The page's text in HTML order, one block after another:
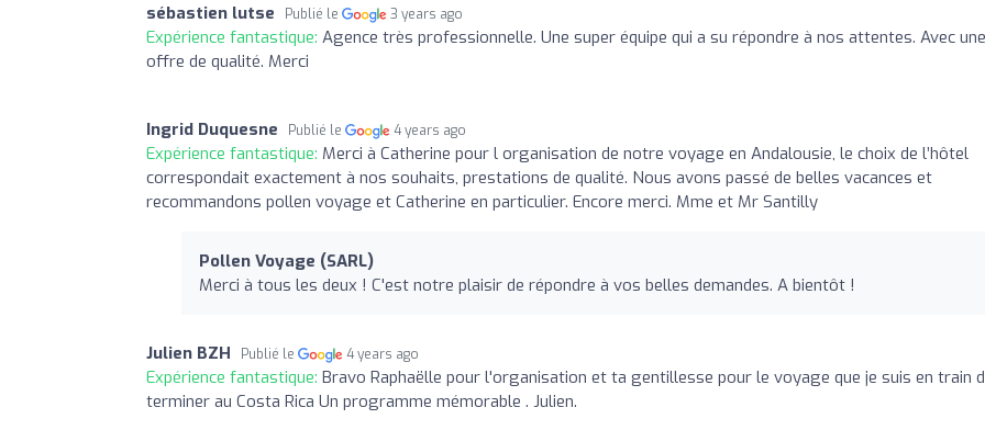
sébastien lutse Publié le 3 years ago
Expérience fantastique: Agence très professionnelle. Une super équipe qui a su répondre à nos attentes. Avec une
offre de qualité. Merci
Ingrid Duquesne Publié le 4 years ago
Expérience fantastique: Merci à Catherine pour l organisation de notre voyage en Andalousie, le choix de l’hôtel
correspondait exactement à nos souhaits, prestations de qualité. Nous avons passé de belles vacances et
recommandons pollen voyage et Catherine en particulier. Encore merci. Mme et Mr Santilly
Pollen Voyage (SARL)
Merci à tous les deux ! C'est notre plaisir de répondre à vos belles demandes. A bientôt !
Julien BZH Publié le 4 years ago
Expérience fantastique: Bravo Raphaëlle pour l'organisation et ta gentillesse pour le voyage que je suis en train
terminer au Costa Rica Un programme mémorable . Julien.